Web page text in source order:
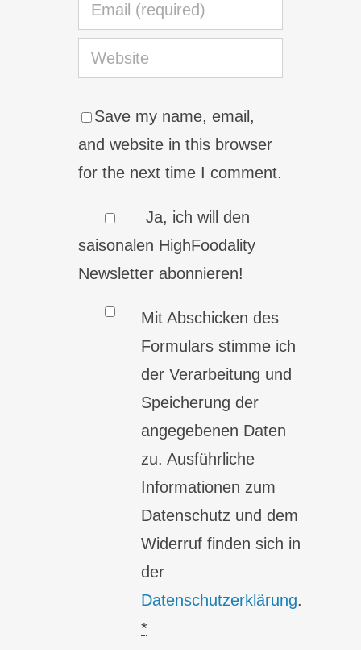
Save my name, email,
and website in this browser
for the next time I comment.
Ja, ich will den
saisonalen HighFoodality
Newsletter abonnieren!
Mit Abschicken des
Formulars stimme ich
der Verarbeitung und
Speicherung der
angegebenen Daten
zu. Ausführliche
Informationen zum
Datenschutz und dem
Widerruf finden sich in
der
Datenschutzerklärung.
*